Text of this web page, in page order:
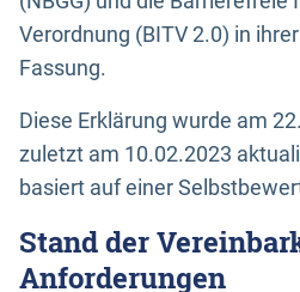
Verordnung (BITV 2.0) in
Fassung.
Diese Erklärung wurde am
zuletzt am 10.02.2023
basiert auf einer
Stand der
Anforderungen